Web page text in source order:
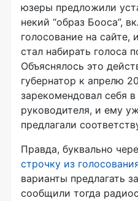
юзеры предложили
некий “образ Бооса”,
голосование на сайте,
стал набирать голоса
Объяснялось это
губернатор к апрелю
зарекомендовал себя
руководителя, и ему
предлагали
Правда, буквально
строчку из
варианты предлагать
сообщили тогда